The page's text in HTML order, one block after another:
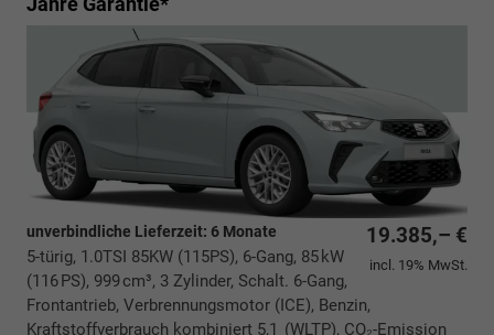
19.385,– €
incl. 19% MwSt.
unverbindliche Lieferzeit: 6 Monate
5-türig, 1.0TSI 85KW (115PS), 6-Gang, 85 kW
(116 PS), 999 cm³, 3 Zylinder, Schalt. 6-Gang,
Frontantrieb, Verbrennungsmotor (ICE), Benzin,
Kraftstoffverbrauch kombiniert 5,1 (WLTP), CO₂-Emission